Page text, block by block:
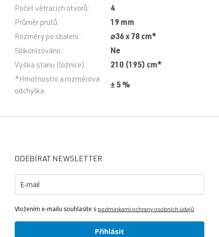
Počet větracích otvorů:
4
Průměr prutů:
19 mm
Rozměry po sbalení :
⌀36 x 78 cm*
Silikonizováno:
Ne
Výška stanu (ložnice) :
210 (195) cm*
*Hmotnostní a rozměrová
odchylka:
± 5 %
ODEBÍRAT NEWSLETTER
Vložením e-mailu souhlasíte s podmínkami ochrany osobních údajů
Přihlásit